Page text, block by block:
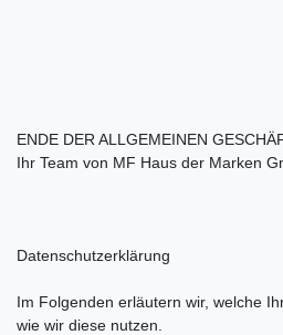
ENDE DER ALLGEMEINEN
Ihr Team von MF Haus der Marken
Datenschutzerklärung
Im Folgenden erläutern wir, welche
wie wir diese nutzen.